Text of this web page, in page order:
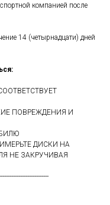
компанией после
14 (четырнадцати) дней
ПОВРЕЖДЕНИЯ И
ДИСКИ НА
НЕ ЗАКРУЧИВАЯ